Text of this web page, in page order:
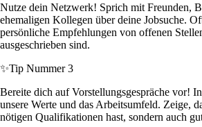
Nutze dein Netzwerk! Sprich mit Freunden,
ehemaligen Kollegen über deine Jobsuche.
persönliche Empfehlungen von offenen
ausgeschrieben sind.
✨Tip Nummer 3
Bereite dich auf Vorstellungsgespräche vor!
unsere Werte und das Arbeitsumfeld. Zeige,
nötigen Qualifikationen hast, sondern auch